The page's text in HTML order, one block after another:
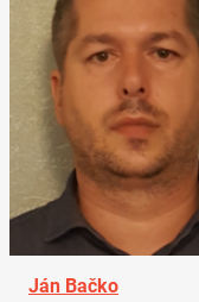
Ján Bačko